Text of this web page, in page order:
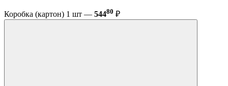
Коробка (картон) 1 шт — 54480 ₽